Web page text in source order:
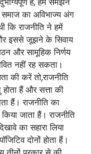
का अविभाज्य अंग
कि राजनीति ने हमें
इससे जूझने के सिवाय
और सामूहिक निर्णय
नहीं रह सकता।
की करें तो,राजनीति
होता हैं और सत्ता की
हैं। राजनीति का
जाता हैं। राजनीति
का सहारा लिया
दोनों होता हैं।